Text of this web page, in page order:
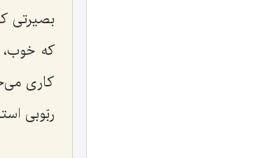
بصیرتی
که خوب،
کاری
ربّوبی